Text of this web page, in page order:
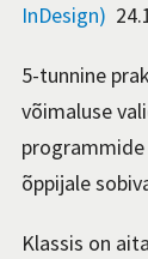
InDesign)
5-tunnine
võimaluse
õppijale
Klassis on